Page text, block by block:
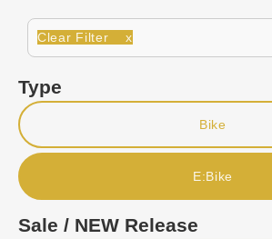
Clear Filter x
Type
Bike
E:Bike
Sale / NEW Release